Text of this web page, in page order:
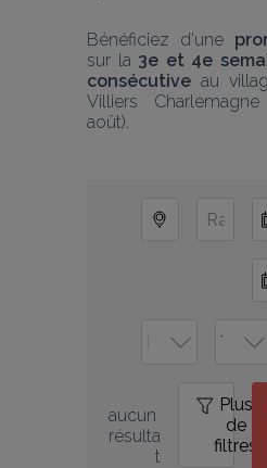
Bénéficiez d'une
sur la 3e et 4e
consécutive au
Villiers
août).
aucun
résulta
t
Plus
de
filtres